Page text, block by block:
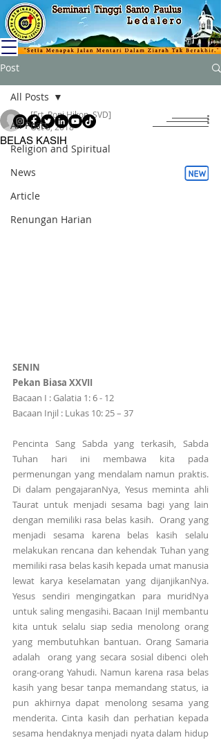
Post
All Posts
Religion and Spiritual
News
Article
Renungan Harian
All Posts
BELAS KASIH
[Frt. Roni Hikon, SVD]
Oct 8, 2018
SENIN
Pekan Biasa XXVII
Bacaan I : Galatia 1: 6 - 12
Bacaan Injil : Lukas 10: 25 – 37
Pencinta Sang Sabda yang terkasih, Sabda
Tuhan hari ini membawa kita pada
permenungan yang mendalam namun praktis.
Di dalam pengajaranNya, Yesus meminta ahli
Taurat untuk menjadi sesama bagi yang lain
dengan memiliki rasa belas kasih.  Orang yang
menjadi sesama karena belas kasih selalu
melakukan rencana dan kehendak Tuhan yang
memiliki rasa belas kasih kepada umat manusia
lewat karya keselamatan yang dijanjikanNya.
Yesus sendiri mengingatkan para muridNya
untuk saling mengasihi. Bacaan Inijl membantu
kita untuk selalu siap sedia menolong orang
yang membutuhkan bantuan. Orang Samaria
adalah  orang yang secara sosial dibenci oleh
orang-orang Yahudi. Namun karena rasa belas
kasih yang besar tanpa memandang status, ia
pun akhirnya dapat menolong sesama yang
menderita. Cinta kasih dan perhatian kepada
sesama hendaknya menjadi nyata dalam hidup